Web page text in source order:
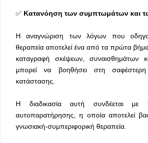
✅ Κατανόηση των συμπτωμάτων και
Η αναγνώριση των λόγων που
θεραπεία αποτελεί ένα από τα πρώτα
καταγραφή σκέψεων, συναισθημάτων
μπορεί να βοηθήσει στη
κατάστασης.
Η διαδικασία αυτή συνδέεται με
αυτοπαρατήρησης, η οποία αποτελεί
γνωσιακή-συμπεριφορική θεραπεία.